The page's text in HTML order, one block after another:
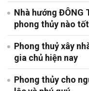
Nhà hướng ĐÔNG
phong thủy nào tốt
Phong thuỷ xây
gia chủ hiện nay
Phong thủy cho